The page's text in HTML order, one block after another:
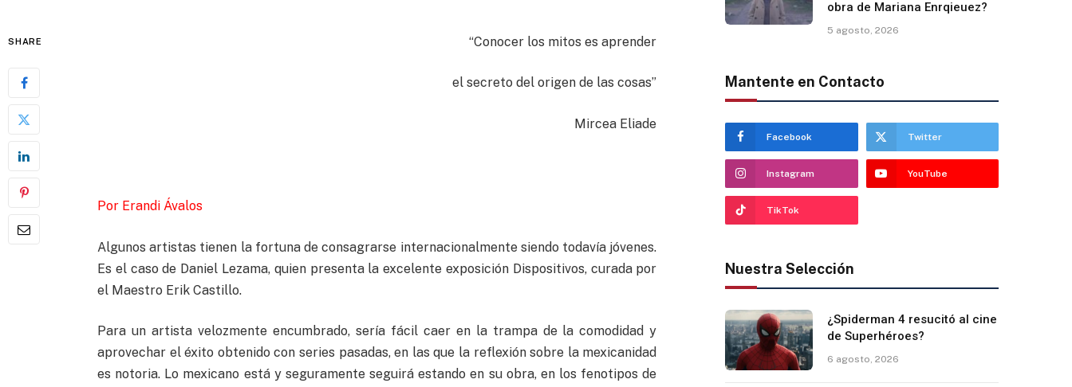
SHARE “Conocer los mitos es aprender
el secreto del origen de las cosas”
Mircea Eliade
Por Erandi Ávalos
Algunos artistas tienen la fortuna de consagrarse internacionalmente siendo todavía jóvenes.
Es el caso de Daniel Lezama, quien presenta la excelente exposición Dispositivos, curada por
el Maestro Erik Castillo.
Para un artista velozmente encumbrado, sería fácil caer en la trampa de la comodidad y
aprovechar el éxito obtenido con series pasadas, en las que la reflexión sobre la mexicanidad
es notoria. Lo mexicano está y seguramente seguirá estando en su obra, en los fenotipos de
obra de Mariana Enrqieuez?
5 agosto, 2026
Mantente en Contacto
Facebook Twitter
Instagram YouTube
TikTok
Nuestra Selección
¿Spiderman 4 resucitó al cine
de Superhéroes?
6 agosto, 2026